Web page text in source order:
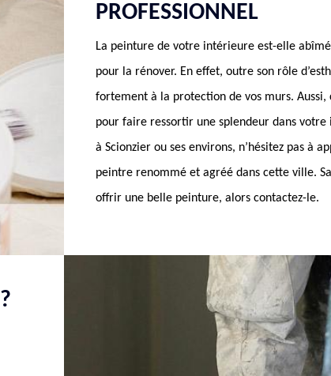
PROFESSIONNEL
La peinture de votre intérieure est-elle
pour la rénover. En effet, outre son rôle
fortement à la protection de vos murs. Aussi,
pour faire ressortir une splendeur dans votre
à Scionzier ou ses environs, n’hésitez pas à
peintre renommé et agréé dans cette ville.
offrir une belle peinture, alors contactez-le.